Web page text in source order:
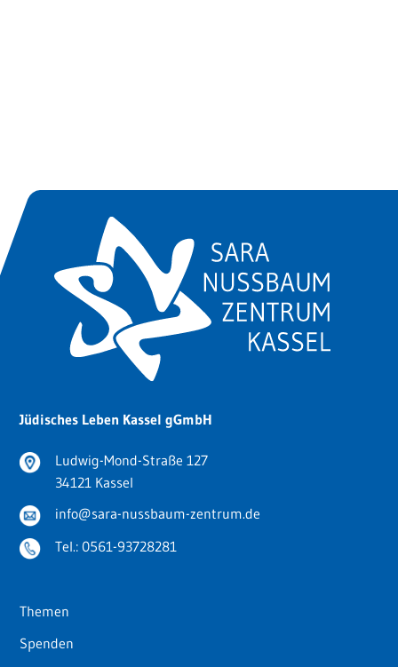
Jüdisches Leben Kassel gGmbH
Ludwig-Mond-Straße 127
34121 Kassel
info@sara-nussbaum-zentrum.de
Tel.: 0561-93728281
Themen
Spenden